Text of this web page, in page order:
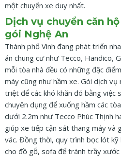
một chuyến xe duy nhất.
Dịch vụ chuyển căn
gói Nghệ An
Thành phố Vinh đang phát triển
án chung cư như Tecco, Handico,
mỗi tòa nhà đều có những đặc
máy cũng như hầm xe. Gói dịch
triệt để các khó khăn đó bằng việc
chuyên dụng để xuống hầm các
dưới 2.2m như Tecco Phúc Thịnh
giúp xe tiếp cận sát thang máy và
vác. Đồng thời, quy trình bọc lót
cho đồ gỗ, sofa để tránh trầy